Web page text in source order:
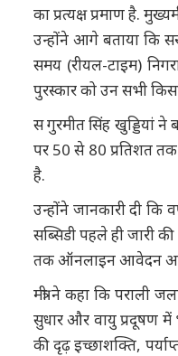
का प्रत्यक्ष प्रमाण है.
उन्होंने आगे बताया कि
समय (रीयल-टाइम)
पुरस्कार को उन सभी
स गुरमीत सिंह खुड्डियां
पर 50 से 80 प्रतिशत तक
है.
उन्होंने जानकारी दी
सब्सिडी पहले ही जारी
तक ऑनलाइन आवेदन
मंत्री ने कहा कि पराली
सुधार और वायु प्रदूषण
की दृढ़ इच्छाशक्ति,